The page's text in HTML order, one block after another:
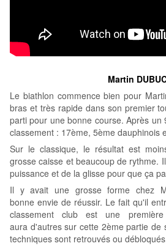
Martin
Le biathlon commence bien pour
bras et très rapide dans son premier
parti pour une bonne course. Après un
classement : 17ème, 5ème dauphinois
Sur le classique, le résultat est
grosse caisse et beaucoup de rythme.
puissance et de la glisse pour que ça
Il y avait une grosse forme chez
bonne envie de réussir. Le fait qu'il
classement club est une
aura d'autres sur cette 2ème partie de
techniques sont retrouvés ou